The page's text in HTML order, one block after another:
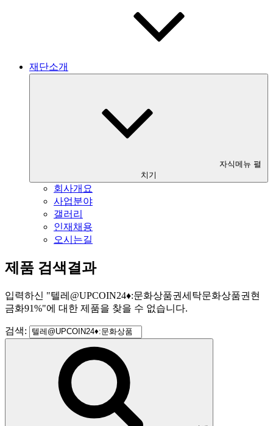
재단소개
자식메뉴 펼
치기
회사개요
사업분야
갤러리
인재채용
오시는길
제품 검색결과
입력하신 "텔레@UPCOIN24♦:문화상품권세탁문화상품권현
금화91%"에 대한 제품을 찾을 수 없습니다.
검색: